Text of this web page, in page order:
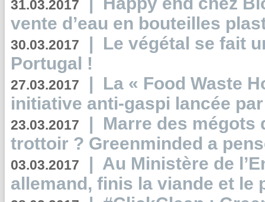
31.03.2017
vente d’eau en bouteilles
30.03.2017 | Le végétal se fait
Portugal !
27.03.2017 | La « Food Waste
initiative anti-gaspi lancée
23.03.2017 | Marre des mégots
trottoir ? Greenminded a
03.03.2017 | Au Ministère de
allemand, finis la viande et le